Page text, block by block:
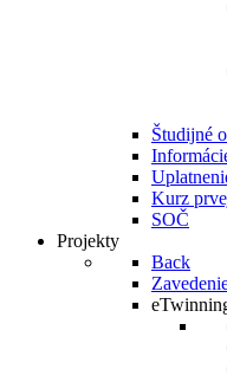
Študijné
Kurz
SOČ
Projekty
Back